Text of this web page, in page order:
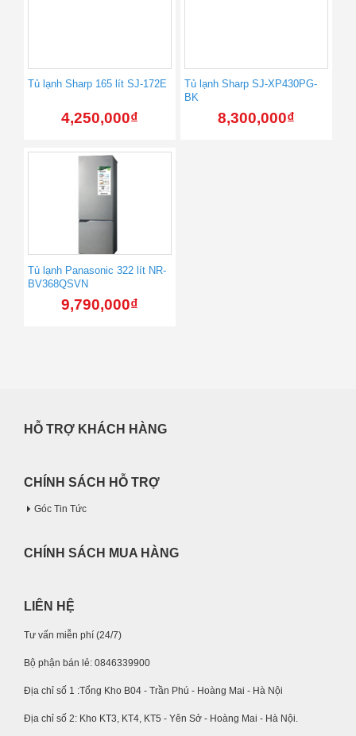
Tủ lạnh Sharp 165 lít SJ-172E
4,250,000₫
Tủ lạnh Sharp SJ-XP430PG-
BK
8,300,000₫
Tủ lạnh Panasonic 322 lít NR-
BV368QSVN
9,790,000₫
HỖ TRỢ KHÁCH HÀNG
CHÍNH SÁCH HỖ TRỢ
Góc Tin Tức
CHÍNH SÁCH MUA HÀNG
LIÊN HỆ
Tư vấn miễn phí (24/7)
Bộ phận bán lẻ: 0846339900
Địa chỉ số 1 :Tổng Kho B04 - Trần Phú - Hoàng Mai - Hà Nội
Địa chỉ số 2: Kho KT3, KT4, KT5 - Yên Sở - Hoàng Mai - Hà Nội.